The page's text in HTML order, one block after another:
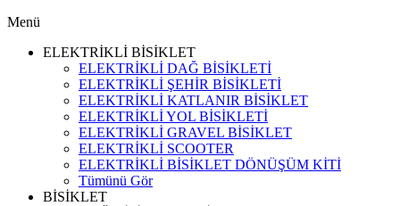
Menü
ELEKTRİKLİ BİSİKLET
ELEKTRİKLİ DAĞ BİSİKLETİ
ELEKTRİKLİ ŞEHİR BİSİKLETİ
ELEKTRİKLİ KATLANIR BİSİKLET
ELEKTRİKLİ YOL BİSİKLETİ
ELEKTRİKLİ GRAVEL BİSİKLET
ELEKTRİKLİ SCOOTER
ELEKTRİKLİ BİSİKLET DÖNÜŞÜM KİTİ
Tümünü Gör
BİSİKLET